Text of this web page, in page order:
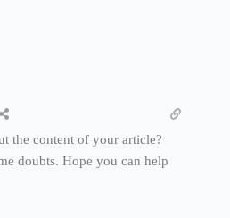
the content of your article?
doubts. Hope you can help